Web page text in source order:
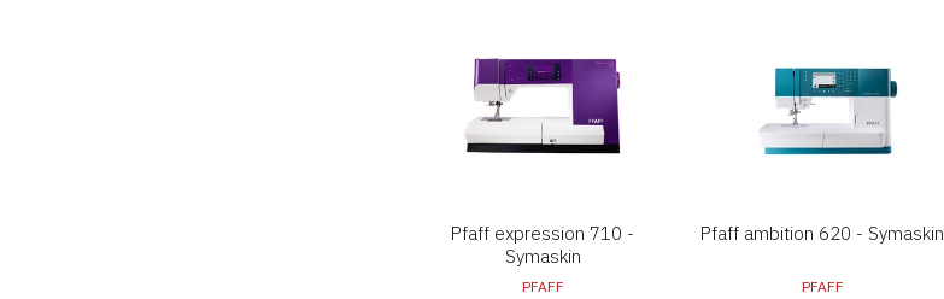
Pfaff expression 710 -
Symaskin
PFAFF
Pfaff ambition 620 - Symaskin
PFAFF